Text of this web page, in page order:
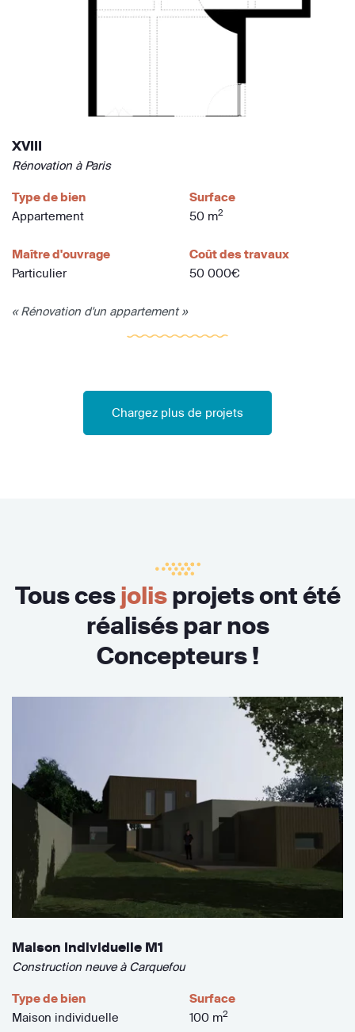
XVIII
Rénovation à Paris
Type de bien
Appartement
Surface
50 m2
Maître d'ouvrage
Particulier
Coût des travaux
50 000€
« Rénovation d'un appartement »
Chargez plus de projets
Tous cesjolisprojets ont été
réalisés par nos
Concepteurs !
Maison Individuelle M1
Construction neuve à Carquefou
Type de bien
Maison individuelle
Surface
100 m2